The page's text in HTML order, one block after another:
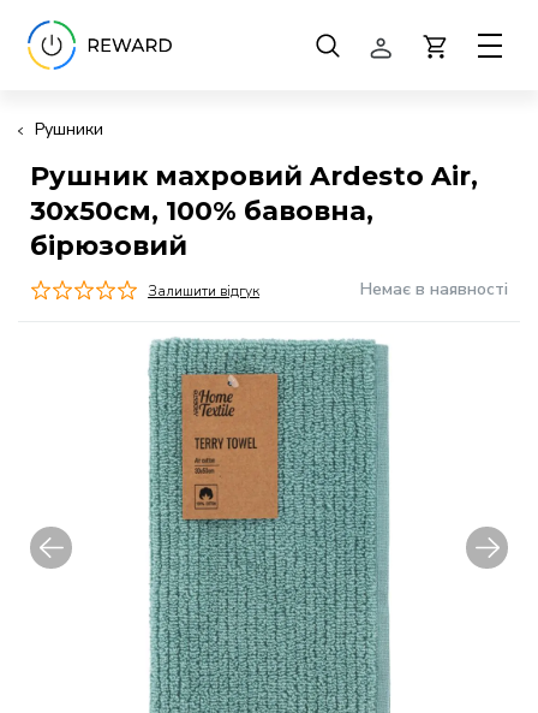
Рушники
Рушник махровий Ardesto Air,
30х50см, 100% бавовна,
бірюзовий
Залишити відгук Немає в наявності